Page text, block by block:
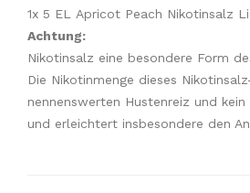
1x 5 EL Apricot Peach Nikotinsalz
Achtung:
Nikotinsalz eine besondere Form
Die Nikotinmenge dieses
nennenswerten Hustenreiz und kein
und erleichtert insbesondere den